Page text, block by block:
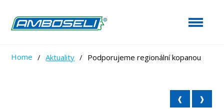
Home / Aktuality / Podporujeme regionální kopanou
❰ ❱